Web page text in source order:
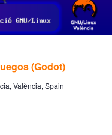
(Godot)
València, Spain